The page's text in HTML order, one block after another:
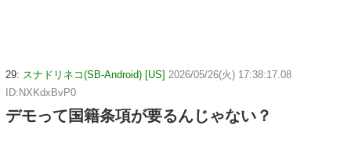
29: スナドリネコ(SB-Android) [US] 2026/05/26(火) 17:38:17.08
ID:NXKdxBvP0
デモって国籍条項が要るんじゃない？